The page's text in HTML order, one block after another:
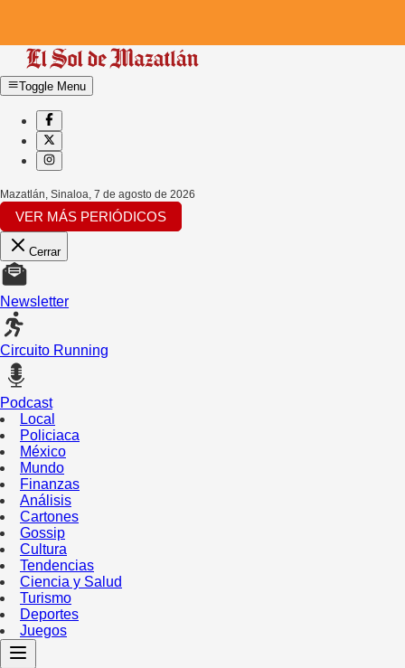
Toggle Menu
Mazatlán, Sinaloa, 7 de agosto de 2026
VER MÁS PERIÓDICOS
Cerrar
Newsletter
Circuito Running
Podcast
Local
Policiaca
México
Mundo
Finanzas
Análisis
Cartones
Gossip
Cultura
Tendencias
Ciencia y Salud
Turismo
Deportes
Juegos